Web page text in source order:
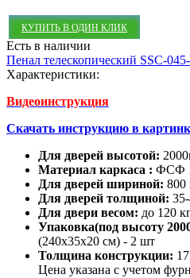
КУПИТЬ В ОДИН КЛИК
Есть в наличии
Пенал телескопический SSC-
Характеристики:
Видеоинструкция
Скачать инструкцию в
Для дверей высотой:
Материал каркаса : ФСФ
Для дверей шириной:
Для дверей толщиной:
Для двери весом: до 120
Упаковка(под высоту
(240х35х20 см) - 2 шт
Толщина конструкции:
Цена указана с учетом